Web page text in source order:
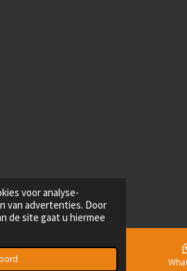
voor analyse-
van advertenties. Door
de site gaat u hiermee